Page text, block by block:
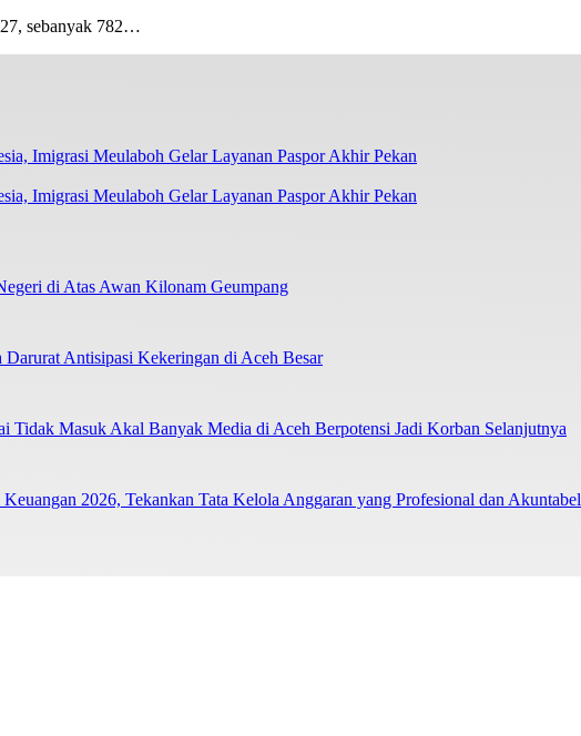
sebanyak 782…
Imigrasi Meulaboh Gelar Layanan Paspor Akhir Pekan
di Atas Awan Kilonam Geumpang
Darurat Antisipasi Kekeringan di Aceh Besar
Tidak Masuk Akal Banyak Media di Aceh Berpotensi Jadi Korban Selanjutnya
2026, Tekankan Tata Kelola Anggaran yang Profesional dan Akuntabel